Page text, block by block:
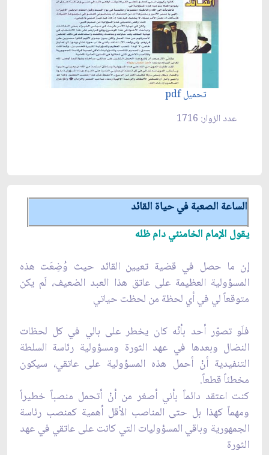
تحميل pdf
عدد الزوار: 1716
الساعة الصعبة في حياة القائد
يقول الإمام الخامنئي دام ظله
إن ما حصل في قضية تعيين القائد حيث وُضِعَت هذه
المسؤولية العظيمة على عاتق هذا العبد الضعيف، لَم يكن
متوقعاً لي في أي لحظة من لحظت حياتي
فلَو تصوّر أحد بأنّه كان يخطر على بالي في كل لحظات
النضال وبعدها في عهد الثورة ومسؤولية رئاسة السلطة
التنفيدية أنْ أحمل هذه المسؤولية على عاتقي، سيكون
مخطئاً قطعاً.
كنت اعتقد دائماً بأني أصغر من أنْ أتحمل منصباً خطيراً
ومهماً كهذا بل حتى المناصب الأقل أهمية كمنصب رئاسة
الجمهورية وباقي المسؤوليات التي كانت على عاتقي في عهد
الثورة